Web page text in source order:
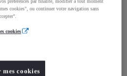
cookies", ou continuer votre navigation sans
cookies
mes cookies